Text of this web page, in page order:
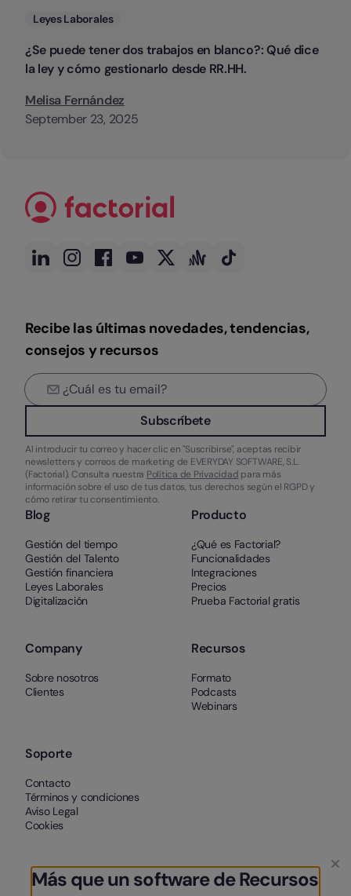
Más que un software de Recursos
Categorias
Leyes Laborales
¿Se puede tener dos trabajos en blanco?: Qué dice
la ley y cómo gestionarlo desde RR.HH.
Melisa Fernández
September 23, 2025
Recibe las últimas novedades, tendencias,
consejos y recursos
Subscríbete
Al introducir tu correo y hacer clic en "Suscribirse", aceptas recibir
newsletters y correos de marketing de EVERYDAY SOFTWARE, S.L.
(Factorial). Consulta nuestra Política de Privacidad para más
información sobre el uso de tus datos, tus derechos según el RGPD y
cómo retirar tu consentimiento.
Blog
Gestión del tiempo
Gestión del Talento
Gestión financiera
Leyes Laborales
Digitalización
Producto
¿Qué es Factorial?
Funcionalidades
Integraciones
Precios
Prueba Factorial gratis
Company
Sobre nosotros
Clientes
Recursos
Formato
Podcasts
Webinars
Soporte
Contacto
Términos y condiciones
Aviso Legal
Cookies